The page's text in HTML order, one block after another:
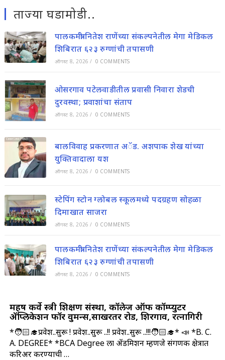
ताज्या घडामोडी..
पालकमंत्री नितेश राणेंच्या संकल्पनेतील मेगा मेडिकल
शिबिरात ६२३ रुग्णांची तपासणी
ऑगस्ट 8, 2026 / 0 COMMENTS
ओसरगाव पटेलवाडीतील प्रवासी निवारा शेडची
दुरवस्था; प्रवाशांचा संताप
ऑगस्ट 8, 2026 / 0 COMMENTS
बालविवाह प्रकरणात अॅड. अशपाक शेख यांच्या
युक्तिवादाला यश
ऑगस्ट 8, 2026 / 0 COMMENTS
स्टेपिंग स्टोन ग्लोबल स्कूलमध्ये पदग्रहण सोहळा
दिमाखात साजरा
ऑगस्ट 8, 2026 / 0 COMMENTS
पालकमंत्री नितेश राणेंच्या संकल्पनेतील मेगा मेडिकल
शिबिरात ६२३ रुग्णांची तपासणी
ऑगस्ट 8, 2026 / 0 COMMENTS
महर्षी कर्वे स्त्री शिक्षण संस्था, कॉलेज ऑफ कॉम्प्युटर
ॲप्लिकेशन फॉर वुमन्स,साखरतर रोड, शिरगाव, रत्नागिरी
*🧑🏻‍🎓प्रवेश..सुरू ! प्रवेश..सुरू ..!! प्रवेश..सुरू ..!!!🧑🏻‍🎓* 📣 *B. C.
A. DEGREE* *BCA Degree ला ॲडमिशन म्हणजे संगणक क्षेत्रात
करिअर करण्याची …